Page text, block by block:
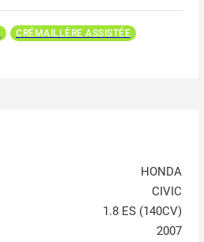
CRÉMAILLÈRE ASSISTÉE
HONDA
CIVIC
1.8 ES (140CV)
2007